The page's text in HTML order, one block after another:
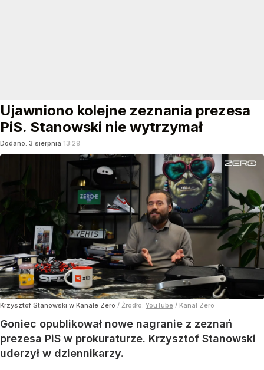
Ujawniono kolejne zeznania prezesa
PiS. Stanowski nie wytrzymał
Dodano: 3 sierpnia 13:29
Krzysztof Stanowski w Kanale Zero / Źródło: YouTube / Kanał Zero
Goniec opublikował nowe nagranie z zeznań
prezesa PiS w prokuraturze. Krzysztof Stanowski
uderzył w dziennikarzy.